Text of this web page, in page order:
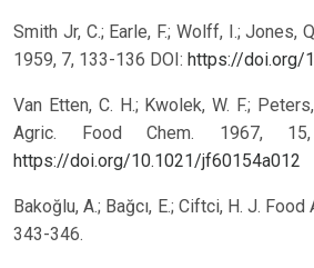
Smith Jr, C.; Earle, F.; Wolff, I.; Jones,
1959, 7, 133-136 DOI: https://doi.org/
Van Etten, C. H.; Kwolek, W. F.;
Agric. Food Chem. 1967,
https://doi.org/10.1021/jf60154a012
Bakoğlu, A.; Bağcı, E.; Ciftci, H. J.
343-346.